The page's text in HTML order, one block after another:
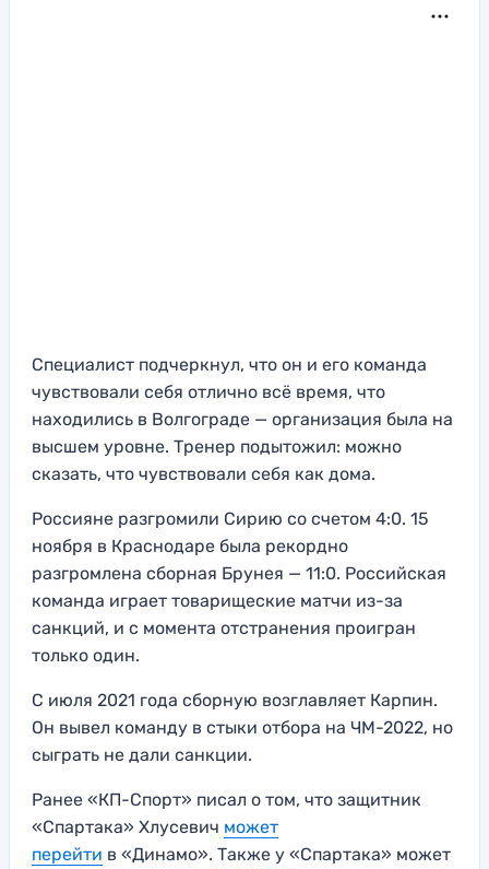
Специалист подчеркнул, что он и его команда
чувствовали себя отлично всё время, что
находились в Волгограде — организация была на
высшем уровне. Тренер подытожил: можно
сказать, что чувствовали себя как дома.
Россияне разгромили Сирию со счетом 4:0. 15
ноября в Краснодаре была рекордно
разгромлена сборная Брунея — 11:0. Российская
команда играет товарищеские матчи из-за
санкций, и с момента отстранения проигран
только один.
С июля 2021 года сборную возглавляет Карпин.
Он вывел команду в стыки отбора на ЧМ-2022, но
сыграть не дали санкции.
Ранее «КП-Спорт» писал о том, что защитник
«Спартака» Хлусевич может
перейти в «Динамо». Также у «Спартака» может